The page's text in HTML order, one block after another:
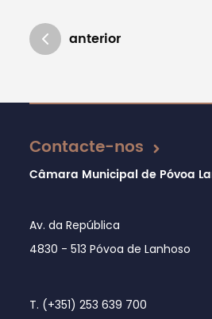
anterior
Atualizado em 16/12/2024
Contacte-nos
Câmara Municipal de Póvoa
Av. da República
4830 - 513 Póvoa de Lanhoso
T. (+351) 253 639 700